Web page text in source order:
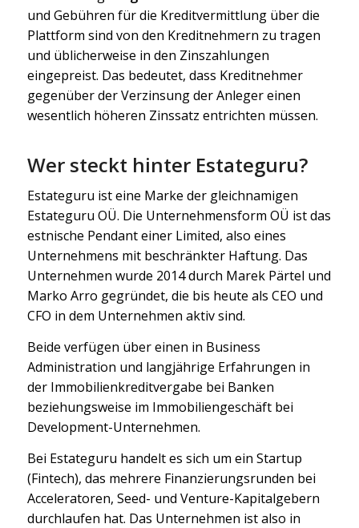
und Gebühren für die Kreditvermittlung über die
Plattform sind von den Kreditnehmern zu tragen
und üblicherweise in den Zinszahlungen
eingepreist. Das bedeutet, dass Kreditnehmer
gegenüber der Verzinsung der Anleger einen
wesentlich höheren Zinssatz entrichten müssen.
Wer steckt hinter Estateguru?
Estateguru ist eine Marke der gleichnamigen
Estateguru OÜ. Die Unternehmensform OÜ ist das
estnische Pendant einer Limited, also eines
Unternehmens mit beschränkter Haftung. Das
Unternehmen wurde 2014 durch Marek Pärtel und
Marko Arro gegründet, die bis heute als CEO und
CFO in dem Unternehmen aktiv sind.
Beide verfügen über einen in Business
Administration und langjährige Erfahrungen in
der Immobilienkreditvergabe bei Banken
beziehungsweise im Immobiliengeschäft bei
Development-Unternehmen.
Bei Estateguru handelt es sich um ein Startup
(Fintech), das mehrere Finanzierungsrunden bei
Acceleratoren, Seed- und Venture-Kapitalgebern
durchlaufen hat. Das Unternehmen ist also in